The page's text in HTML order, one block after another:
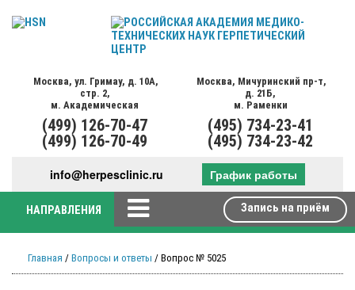
Москва, ул. Гримау, д. 10А,
стр. 2,
м. Академическая
(499) 126-70-47
(499) 126-70-49
Москва, Мичуринский пр-т,
д. 21Б,
м. Раменки
(495) 734-23-41
(495) 734-23-42
info@herpesclinic.ru График работы
НАПРАВЛЕНИЯ Запись на приём
Главная / Вопросы и ответы / Вопрос № 5025